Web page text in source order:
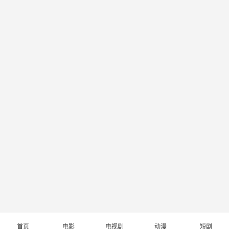
首页 电影 电视剧 动漫 短剧